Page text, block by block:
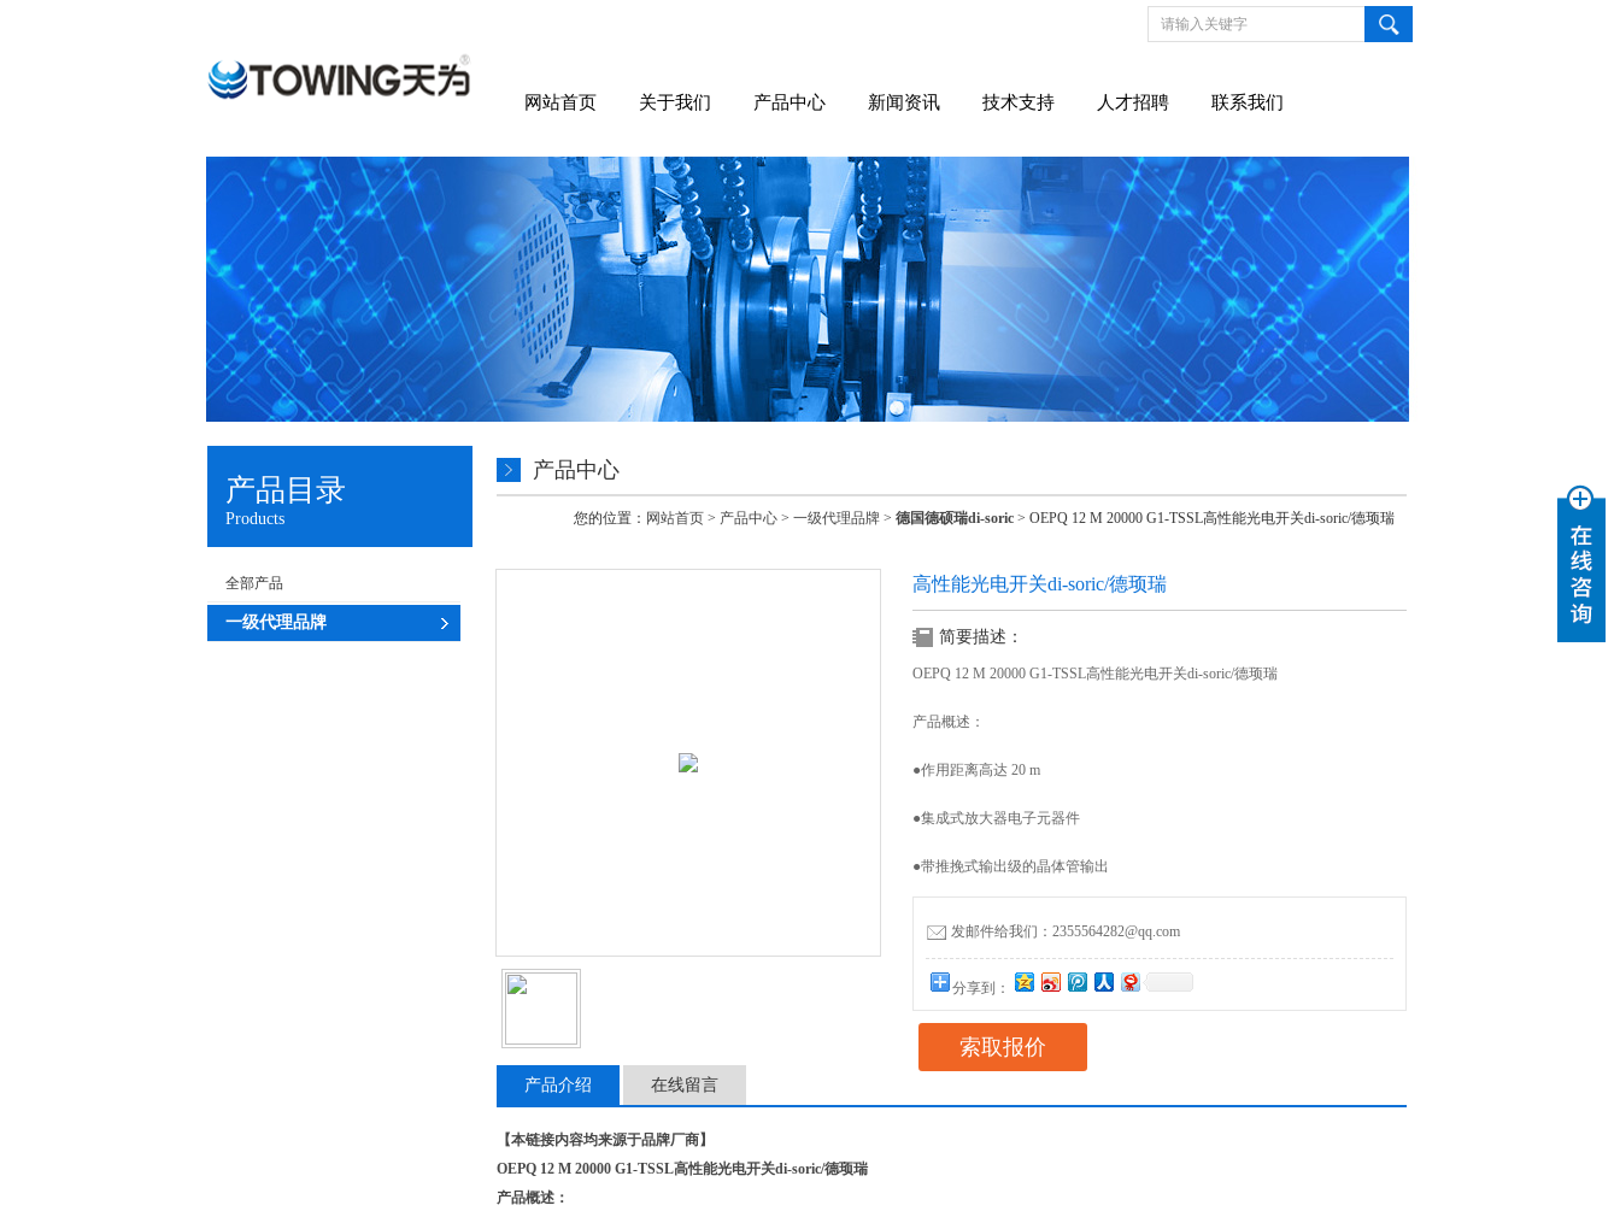
网站首页 关于我们 产品中心 新闻资讯 技术支持 人才招聘 联系我们
产品目录
Products
全部产品
一级代理品牌
产品中心
您的位置： 网站首页 > 产品中心 > 一级代理品牌 > 德国德硕瑞di-soric > OEPQ 12 M 20000 G1-TSSL高性能光电开关di-soric/德顼瑞
高性能光电开关di-soric/德顼瑞
简要描述：
OEPQ 12 M 20000 G1-TSSL高性能光电开关di-soric/德顼瑞
产品概述：
●作用距离高达 20 m
●集成式放大器电子元器件
●带推挽式输出级的晶体管输出
发邮件给我们：2355564282@qq.com
分享到：
索取报价
产品介绍 在线留言
【本链接内容均来源于品牌厂商】
OEPQ 12 M 20000 G1-TSSL高性能光电开关di-soric/德顼瑞
产品概述：